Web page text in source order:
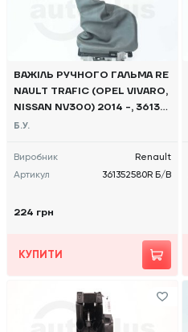
ВАЖІЛЬ РУЧНОГО ГАЛЬМА RE
NAULT TRAFIC (OPEL VIVARO,
NISSAN NV300) 2014 -, 36135
2580R Б/В
Б.У.
Виробник
Renault
Артикул
361352580R Б/В
224 грн
КУПИТИ